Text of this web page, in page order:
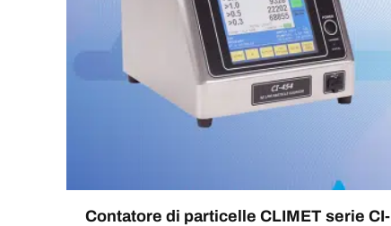
Contatore di particelle CLIMET serie CI-